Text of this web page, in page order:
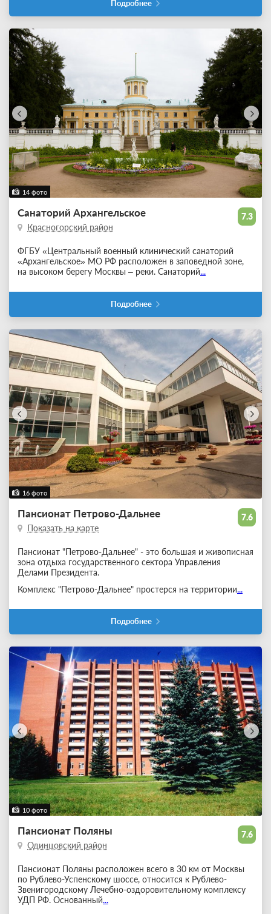
Подробнее
14 фото
7.3
Санаторий Архангельское
Красногорский район
ФГБУ «Центральный военный клинический санаторий
«Архангельское» МО РФ расположен в заповедной зоне,
на высоком берегу Москвы – реки. Санаторий...
Подробнее
16 фото
7.6
Пансионат Петрово-Дальнее
Показать на карте
Пансионат "Петрово-Дальнее" - это большая и живописная
зона отдыха государственного сектора Управления
Делами Президента.
Комплекс "Петрово-Дальнее" простерся на территории...
Подробнее
10 фото
7.6
Пансионат Поляны
Одинцовский район
Пансионат Поляны расположен всего в 30 км от Москвы
по Рублево-Успенскому шоссе, относится к Рублево-
Звенигородскому Лечебно-оздоровительному комплексу
УДП РФ. Основанный...